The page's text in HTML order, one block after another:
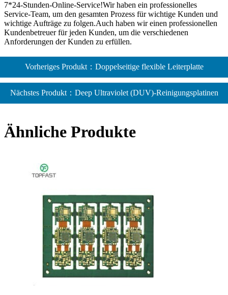
7*24-Stunden-Online-Service!Wir haben ein professionelles
Service-Team, um den gesamten Prozess für wichtige Kunden und
wichtige Aufträge zu folgen.Auch haben wir einen professionellen
Kundenbetreuer für jeden Kunden, um die verschiedenen
Anforderungen der Kunden zu erfüllen.
Vorheriges Produkt：Doppelseitige flexible Leiterplatte
Nächstes Produkt：Deep Ultraviolet (DUV)-Reinigungsplatinen
Ähnliche Produkte